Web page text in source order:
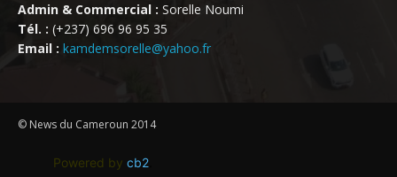
Admin & Commercial : Sorelle Noumi
Tél. : (+237) 696 96 95 35
Email : kamdemsorelle@yahoo.fr
© News du Cameroun 2014
Powered by cb2